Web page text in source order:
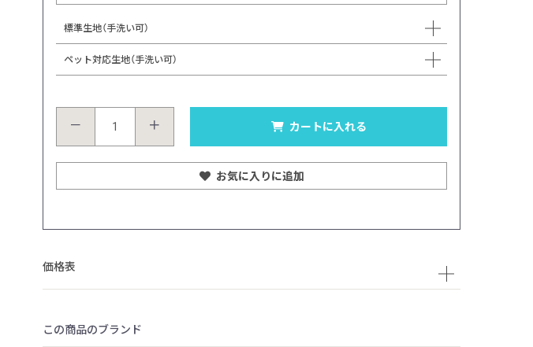
標準生地（手洗い可）
ペット対応生地（手洗い可）
－ ＋ カートに入れる
お気に入りに追加
価格表
この商品のブランド
張地：標準生地（手洗い可） / Leo グレー